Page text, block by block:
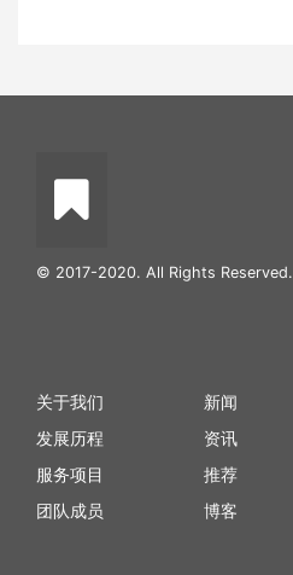
© 2017-2020. All Rights Reserved.
关于我们
发展历程
服务项目
团队成员
新闻
资讯
推荐
博客